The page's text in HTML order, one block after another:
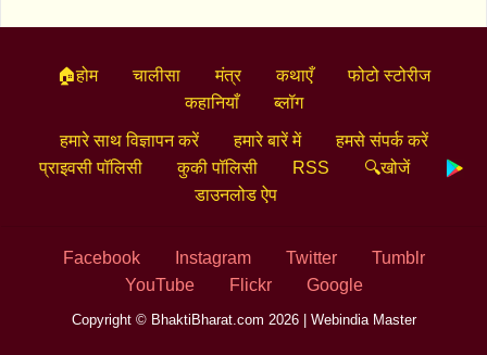
🏠होम चालीसा मंत्र कथाएँ
फोटो स्टोरीज
कहानियाँ
ब्लॉग
हमारे साथ विज्ञापन करें हमारे बारें में
हमसे संपर्क करें
प्राइवसी पॉलिसी
कुकी पॉलिसी RSS
🔍खोजें
डाउनलोड ऐप
Facebook Instagram Twitter
Tumblr
YouTube
Flickr Google
Copyright © BhaktiBharat.com 2026 | Webindia Master